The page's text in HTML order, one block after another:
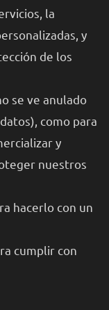
la
y
de los
se ve anulado
como para
y
nuestros
hacerlo con un
cumplir con